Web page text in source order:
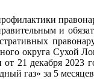
от 21 декабря